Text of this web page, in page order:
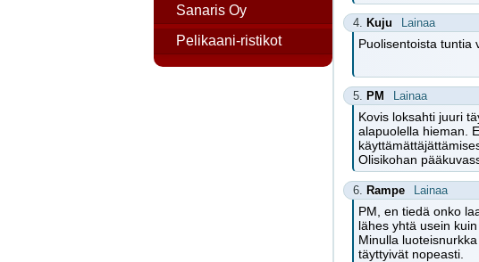
Sanaris Oy
Pelikaani-ristikot
4. Kuju Lainaa
Puolisentoista tuntia
5. PM Lainaa
Kovis loksahti juuri
alapuolella hieman.
Olisikohan
6. Rampe Lainaa
PM, en tiedä onko
lähes yhtä usein
Minulla
täyttyivät nopeasti.